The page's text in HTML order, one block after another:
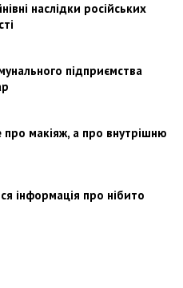
наслідки російських
підприємства
макіяж, а про внутрішню
інформація про нібито